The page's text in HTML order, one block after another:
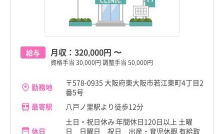
給与 月収： 320,000円 〜
資格手当 30,000円 調整手当 50,000円
勤務地
〒578-0935 大阪府東大阪市若江東町4丁目2
番5号
最寄駅
八戸ノ里駅より徒歩12分
休日
土日・祝日休み 年間休日120日以上 土曜
日 日曜日 祝日 出産・育児休暇 有給取